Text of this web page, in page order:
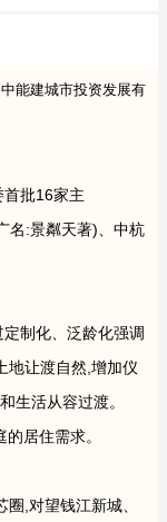
能建城市投资发展有
批16家主
名:景粼天著)、中杭
制化、泛龄化强调
地让渡自然,增加仪
生活从容过渡。
居住需求。
,对望钱江新城、